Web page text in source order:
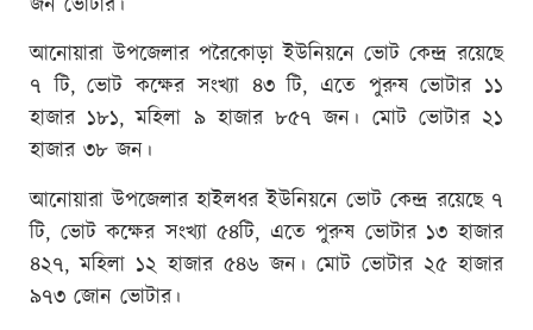
আনোয়ারা উপজেলার পরৈকোড়া ইউনিয়নে ভোট কেন্দ্র রয়েছে
৭ টি, ভোট কক্ষের সংখ্যা ৪৩ টি, এতে পুরুষ ভোটার ১১
হাজার ১৮১, মহিলা ৯ হাজার ৮৫৭ জন। মোট ভোটার ২১
হাজার ৩৮ জন।
আনোয়ারা উপজেলার হাইলধর ইউনিয়নে ভোট কেন্দ্র রয়েছে ৭
টি, ভোট কক্ষের সংখ্যা ৫৪টি, এতে পুরুষ ভোটার ১৩ হাজার
৪২৭, মহিলা ১২ হাজার ৫৪৬ জন। মোট ভোটার ২৫ হাজার
৯৭৩ জোন ভোটার।